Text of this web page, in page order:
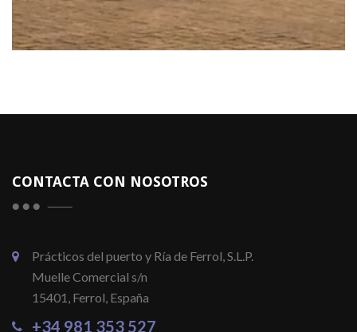
CONTACTA CON NOSOTROS
Prácticos del puerto y Ría de Ferrol, S.L.P.
Muelle Comercial s/n
15401, Ferrol, España
+34 981 353 527